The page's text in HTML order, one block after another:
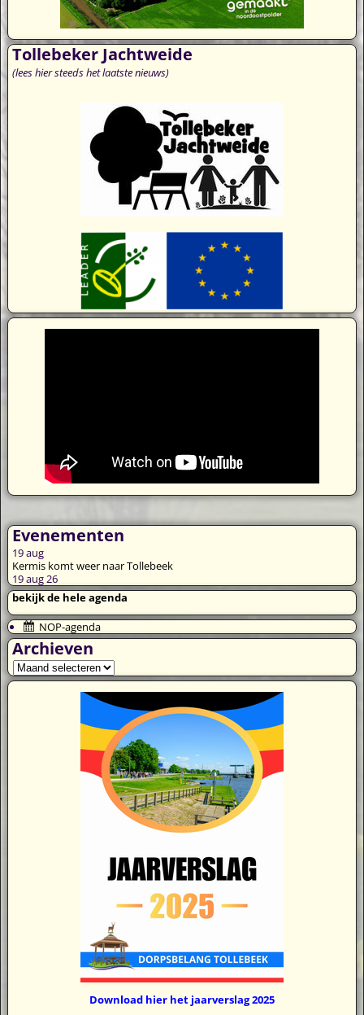
Tollebeker Jachtweide
(lees hier steeds het laatste nieuws)
Evenementen
19aug
Kermis komt weer naar Tollebeek
19 aug 26
bekijk de hele agenda
NOP-agenda
Archieven
Download hier het jaarverslag 2025